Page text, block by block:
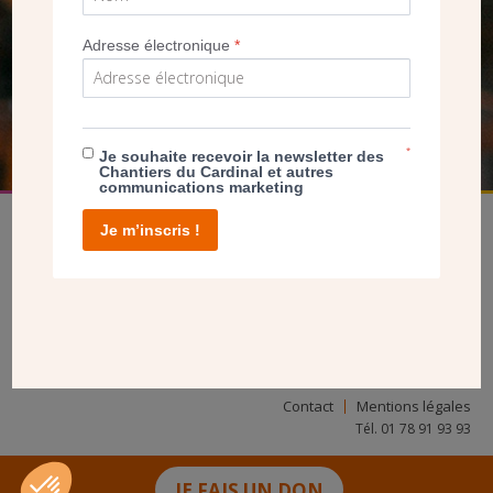
NOUS PERMET D’AGIR
Contact Mentions légales
Tél. 01 78 91 93 93
Adresse électronique*
Je souhaite recevoir la newsletter des
Chantiers du Cardinal et autres
communications marketing
*
Je m’inscris !